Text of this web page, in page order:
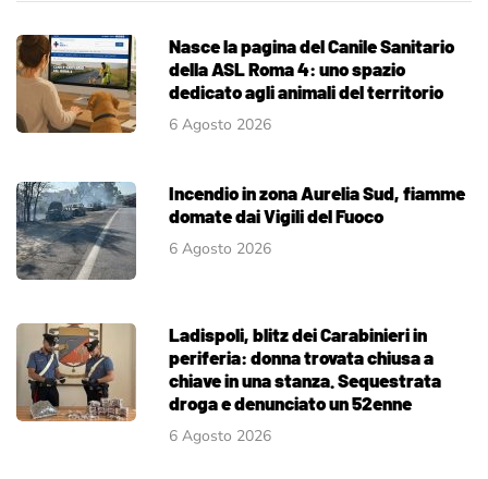
Nasce la pagina del Canile Sanitario
della ASL Roma 4: uno spazio
dedicato agli animali del territorio
6 Agosto 2026
Incendio in zona Aurelia Sud, fiamme
domate dai Vigili del Fuoco
6 Agosto 2026
Ladispoli, blitz dei Carabinieri in
periferia: donna trovata chiusa a
chiave in una stanza. Sequestrata
droga e denunciato un 52enne
6 Agosto 2026